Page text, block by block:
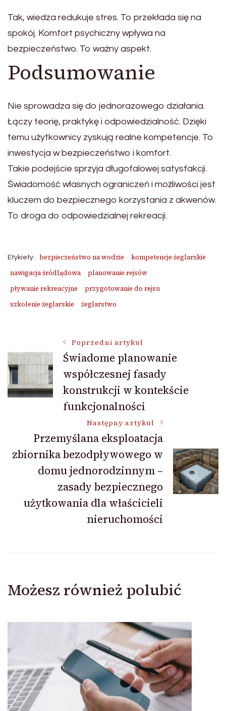
Tak, wiedza redukuje stres. To przekłada się na
spokój. Komfort psychiczny wpływa na
bezpieczeństwo. To ważny aspekt.
Podsumowanie
Nie sprowadza się do jednorazowego działania.
Łączy teorię, praktykę i odpowiedzialność. Dzięki
temu użytkownicy zyskują realne kompetencje. To
inwestycja w bezpieczeństwo i komfort.
Takie podejście sprzyja długofalowej satysfakcji.
Świadomość własnych ograniczeń i możliwości jest
kluczem do bezpiecznego korzystania z akwenów.
To droga do odpowiedzialnej rekreacji.
Etykiety: bezpieczeństwo na wodzie
kompetencje żeglarskie
nawigacja śródlądowa
planowanie rejsów
pływanie rekreacyjne
przygotowanie do rejsu
szkolenie żeglarskie
żeglarstwo
Nawigacja
wpisu
Poprzedni artykuł
Świadome planowanie
współczesnej fasady
konstrukcji w kontekście
funkcjonalności
Następny artykuł
Przemyślana eksploatacja
zbiornika bezodpływowego w
domu jednorodzinnym –
zasady bezpiecznego
użytkowania dla właścicieli
nieruchomości
Możesz również polubić